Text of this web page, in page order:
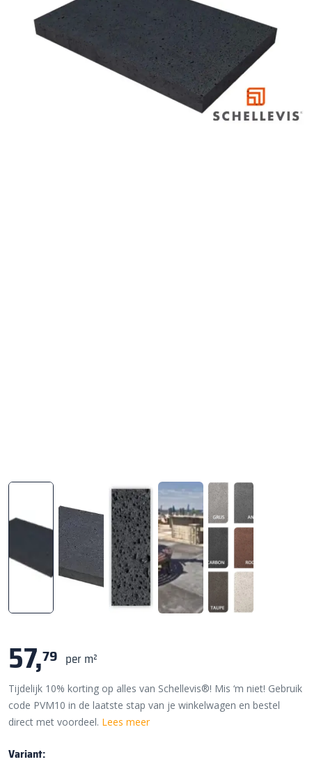
57,79 per m²
Tijdelijk 10% korting op alles van Schellevis®! Mis ‘m niet! Gebruik
code PVM10 in de laatste stap van je winkelwagen en bestel
direct met voordeel. Lees meer
Variant: